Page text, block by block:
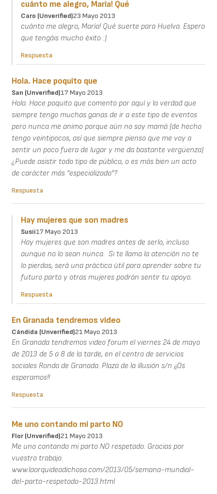
cuánto me alegro, María! Qué
Caro (unverified)23 Mayo 2013
cuánto me alegro, María! Qué suerte para Huelva. Espero
que tengáis mucho éxito :)
Respuesta
Hola. Hace poquito que
San (unverified)17 Mayo 2013
Hola. Hace poquito que comento por aquí y la verdad que
siempre tengo muchas ganas de ir a este tipo de eventos
pero nunca me animo porque aún no soy mamá (de hecho
tengo veintipocos, así que siempre pienso que me voy a
sentir un poco fuera de lugar y me da bastante vergüenza)
¿Puede asistir todo tipo de público, o es más bien un acto
de carácter más "especializado"?
Respuesta
Hay mujeres que son madres
Susii17 Mayo 2013
Hay mujeres que son madres antes de serlo, incluso
aunque no lo sean nunca. Si te llama la atención no te
lo pierdas, será una práctica útil para aprender sobre tu
futuro parto y otras mujeres podrán sentir tu apoyo.
Respuesta
En Granada tendremos video
Cándida (unverified)21 Mayo 2013
En Granada tendremos video forum el viernes 24 de mayo
de 2013 de 5 a 8 de la tarde, en el centro de servicios
sociales Ronda de Granada. Plaza de la illusión s/n ¡¡Os
esperamos!!
Respuesta
Me uno contando mi parto NO
Flor (unverified)21 Mayo 2013
Me uno contando mi parto NO respetado. Gracias por
vuestro trabajo.
www.laorquideadichosa.com/2013/05/semana-mundial-
del-parto-respetado-2013.html